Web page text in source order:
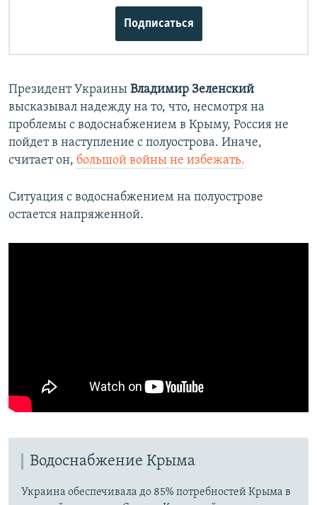
Подписаться
Президент Украины Владимир Зеленский
высказывал надежду на то, что, несмотря на
проблемы с водоснабжением в Крыму, Россия не
пойдет в наступление с полуострова. Иначе,
считает он, большой войны не избежать.
Ситуация с водоснабжением на полуострове
остается напряженной.
Водоснабжение Крыма
Украина обеспечивала до 85% потребностей Крыма в